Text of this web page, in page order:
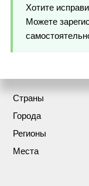
Хотите
Можете
Страны
Города
Регионы
Места